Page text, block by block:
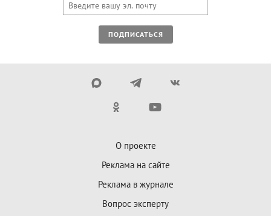
ПОДПИСАТЬСЯ
О проекте
Реклама на сайте
Реклама в журнале
Вопрос эксперту